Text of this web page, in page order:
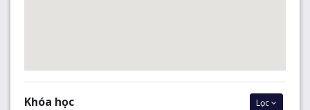
chúng tôi, những người luôn trở thành nhà lãnh đạo trong
Khóa học Lọc